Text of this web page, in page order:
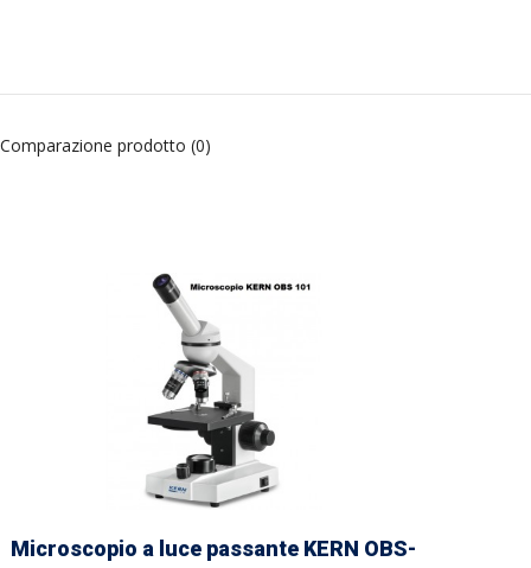
Comparazione prodotto (0)
Microscopio a luce passante KERN OBS-